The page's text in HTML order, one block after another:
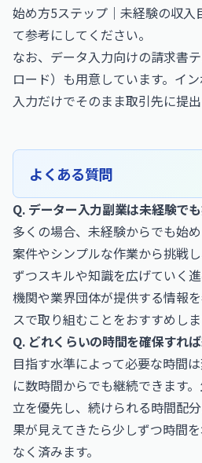
始め方5ステップ｜未経験の収入
て参考にしてください。
なお、 データ入力向けの請求書
ロード） も用意しています。イ
入力だけでそのまま取引先に提出
よくある質問
Q. データー入力副業は未経験で
多くの場合、未経験からでも始
案件やシンプルな作業から挑戦
ずつスキルや知識を広げていく
機関や業界団体が提供する情報
スで取り組むことをおすすめしま
Q. どれくらいの時間を確保すれ
目指す水準によって必要な時間
に数時間からでも継続できます
立を優先し、続けられる時間配
果が見えてきたら少しずつ時間
なく済みます。